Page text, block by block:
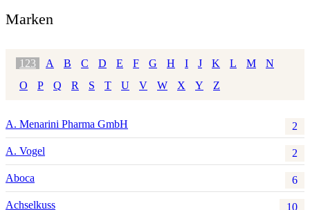
Marken
123 A B C D E F G H I J K L M
N
O
P Q R S T U V W X Y Z
A. Menarini Pharma GmbH 2
A. Vogel 2
Aboca 6
Achselkuss 10